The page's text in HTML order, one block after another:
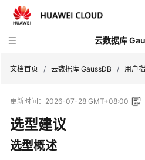
云数据库
最
新
动
态
文档首页 / 云数据库 GaussDB / 用户
更新时间： 2026-07-28 GMT+08:00
选型建议
选型概述